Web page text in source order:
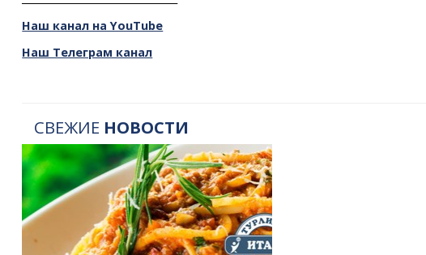
Наш канал на YouTube
Наш Телеграм канал
СВЕЖИЕ НОВОСТИ